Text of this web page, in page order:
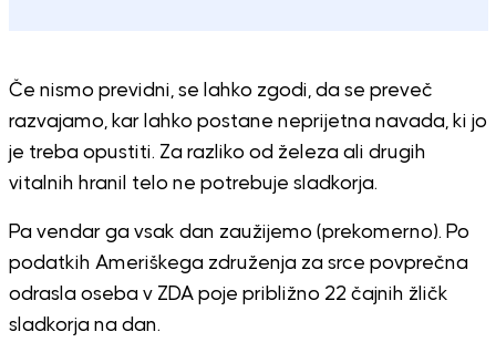
Če nismo previdni, se lahko zgodi, da se preveč
razvajamo, kar lahko postane neprijetna navada, ki jo
je treba opustiti. Za razliko od železa ali drugih
vitalnih hranil telo ne potrebuje sladkorja.
Pa vendar ga vsak dan zaužijemo (prekomerno). Po
podatkih Ameriškega združenja za srce povprečna
odrasla oseba v ZDA poje približno 22 čajnih žličk
sladkorja na dan.